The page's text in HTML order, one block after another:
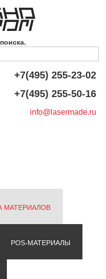
+7(495) 255-23-02
+7(495) 255-50-16
info@lasermade.ru
МАТЕРИАЛОВ
POS-МАТЕРИАЛЫ